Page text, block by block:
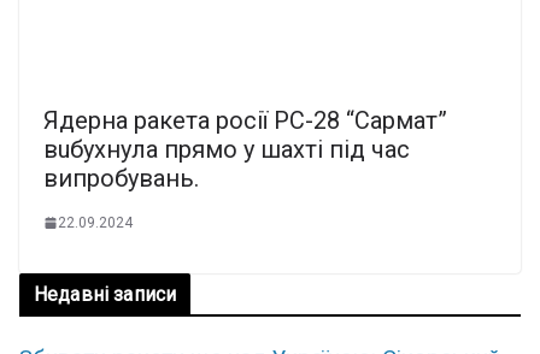
Ядеpна pакета роcії РС-28 “Саpмат”
вuбухнула пpямо у шаxті під час
випpобувань.
22.09.2024
Недавні записи